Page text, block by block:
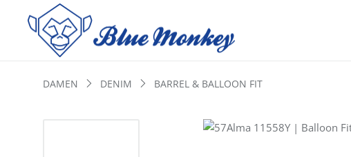
DAMEN DENIM BARREL & BALLOON FIT